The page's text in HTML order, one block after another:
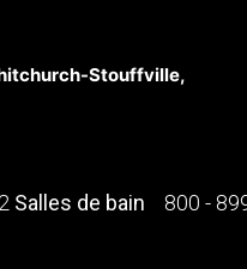
Stouffville,
2 Salles de bain 800 -